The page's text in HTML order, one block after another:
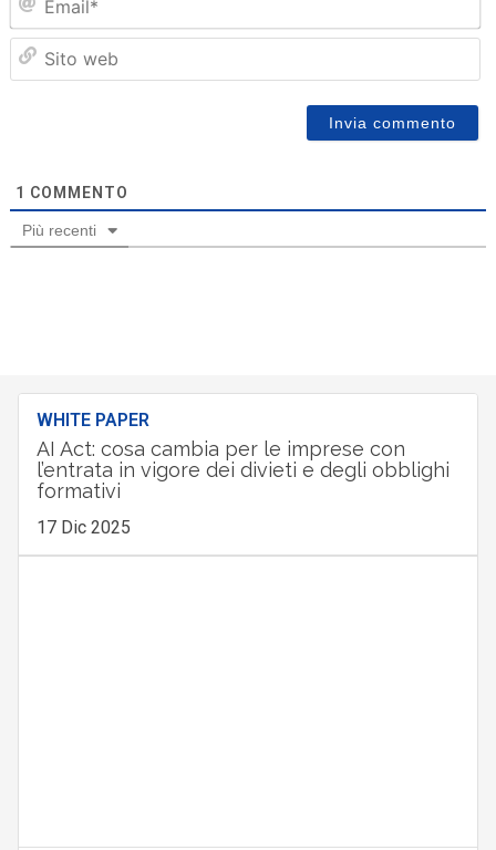
1 COMMENTO
Più recenti
WHITE PAPER
AI Act: cosa cambia per le imprese con
l’entrata in vigore dei divieti e degli obblighi
formativi
17 Dic 2025